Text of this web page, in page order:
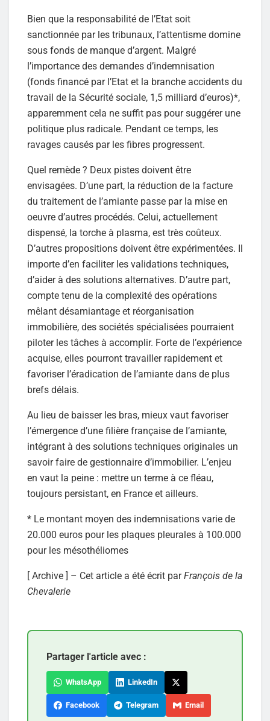
Bien que la responsabilité de l’Etat soit
sanctionnée par les tribunaux, l’attentisme domine
sous fonds de manque d’argent. Malgré
l’importance des demandes d’indemnisation
(fonds financé par l’Etat et la branche accidents du
travail de la Sécurité sociale, 1,5 milliard d’euros)*,
apparemment cela ne suffit pas pour suggérer une
politique plus radicale. Pendant ce temps, les
ravages causés par les fibres progressent.
Quel remède ? Deux pistes doivent être
envisagées. D’une part, la réduction de la facture
du traitement de l’amiante passe par la mise en
oeuvre d’autres procédés. Celui, actuellement
dispensé, la torche à plasma, est très coûteux.
D’autres propositions doivent être expérimentées. Il
importe d’en faciliter les validations techniques,
d’aider à des solutions alternatives. D’autre part,
compte tenu de la complexité des opérations
mêlant désamiantage et réorganisation
immobilière, des sociétés spécialisées pourraient
piloter les tâches à accomplir. Forte de l’expérience
acquise, elles pourront travailler rapidement et
favoriser l’éradication de l’amiante dans de plus
brefs délais.
Au lieu de baisser les bras, mieux vaut favoriser
l’émergence d’une filière française de l’amiante,
intégrant à des solutions techniques originales un
savoir faire de gestionnaire d’immobilier. L’enjeu
en vaut la peine : mettre un terme à ce fléau,
toujours persistant, en France et ailleurs.
* Le montant moyen des indemnisations varie de
20.000 euros pour les plaques pleurales à 100.000
pour les mésothéliomes
[ Archive ] – Cet article a été écrit parFrançois de la
Chevalerie
Partager l'article avec :
WhatsApp LinkedIn
Facebook Telegram Email